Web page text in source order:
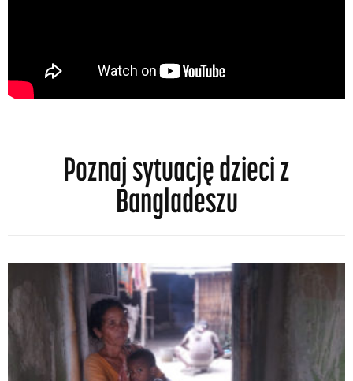
Poznaj sytuację dzieci z
Bangladeszu